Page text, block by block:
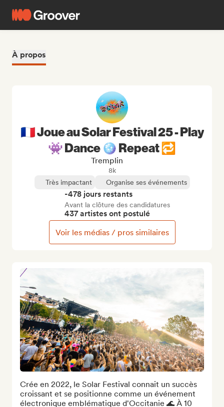
À propos
Crée en 2022, le Solar Festival connait un succès
croissant et se positionne comme un événement
électronique emblématique d'Occitanie 🌊 À 10
🇫🇷 Joue au Solar Festival 25 - Play
👾 Dance 🪩 Repeat 🔁
Tremplin
8k
Très impactant
Organise ses événements
-478 jours restants
Avant la clôture des candidatures
437 artistes ont postulé
Voir les médias / pros similaires